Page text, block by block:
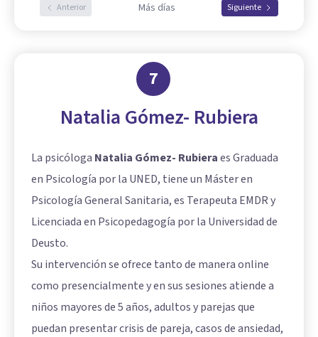
Anterior Más días Siguiente
7
Natalia Gómez- Rubiera
La psicóloga Natalia Gómez- Rubieraes Graduada
en Psicología por la UNED, tiene un Máster en
Psicología General Sanitaria, es Terapeuta EMDR y
Licenciada en Psicopedagogía por la Universidad de
Deusto.
Su intervención se ofrece tanto de manera online
como presencialmente y en sus sesiones atiende a
niños mayores de 5 años, adultos y parejas que
puedan presentar crisis de pareja, casos de ansiedad,